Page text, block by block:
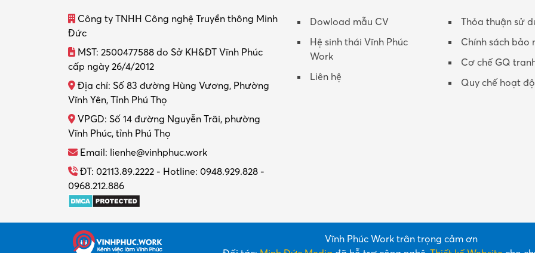
Công ty TNHH Công nghệ Truyền thông Minh
Đức
MST: 2500477588 do Sở KH&ĐT Vĩnh Phúc
cấp ngày 26/4/2012
Địa chỉ: Số 83 đường Hùng Vương, Phường
Vĩnh Yên, Tỉnh Phú Thọ
VPGD: Số 14 đường Nguyễn Trãi, phường
Vĩnh Phúc, tỉnh Phú Thọ
Email: lienhe@vinhphuc.work
ĐT: 02113.89.2222 - Hotline: 0948.929.828 -
0968.212.886
Dowload mẫu CV
Hệ sinh thái Vĩnh Phúc
Work
Liên hệ
Thỏa thuận sử
Chính sách bảo
Cơ chế GQ
Quy chế hoạt
Vĩnh Phúc Work trân trọng cảm ơn